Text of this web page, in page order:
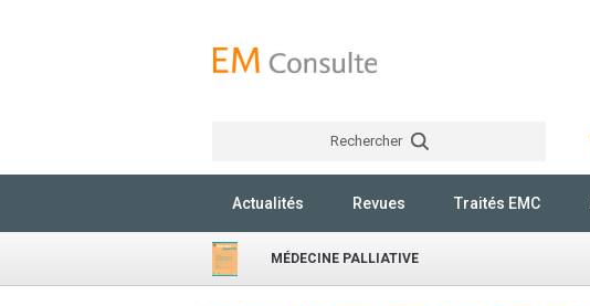
Rechercher
Actualités Revues Traités EMC
MÉDECINE PALLIATIVE